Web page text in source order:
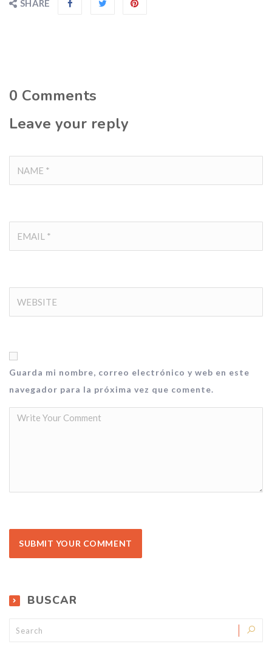
SHARE
0 Comments
Leave your reply
Guarda mi nombre, correo electrónico y web en este
navegador para la próxima vez que comente.
BUSCAR